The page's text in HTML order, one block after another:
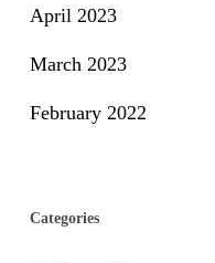
April 2023
March 2023
February 2022
Categories